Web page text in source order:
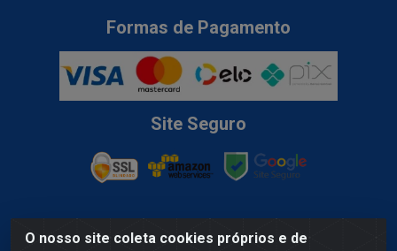
O nosso site coleta cookies próprios e de
Formas de Pagamento
Site Seguro